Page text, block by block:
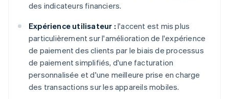
des indicateurs financiers.
Expérience utilisateur : l'accent est mis plus
particulièrement sur l'amélioration de l'expérience
de paiement des clients par le biais de processus
de paiement simplifiés, d'une facturation
personnalisée et d'une meilleure prise en charge
des transactions sur les appareils mobiles.